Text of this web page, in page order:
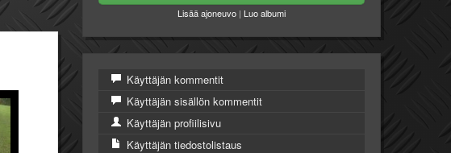
Lisää ajoneuvo | Luo albumi
Käyttäjän kommentit
Käyttäjän sisällön kommentit
Käyttäjän profiilisivu
Käyttäjän tiedostolistaus